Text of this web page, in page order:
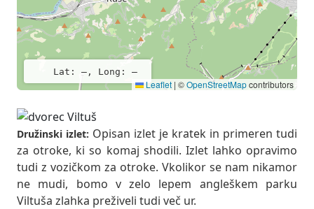
Lat: –, Long: –
Leaflet | ©OpenStreetMapcontributors
Družinski izlet: Opisan izlet je kratek in primeren tudi
za otroke, ki so komaj shodili. Izlet lahko opravimo
tudi z vozičkom za otroke. Vkolikor se nam nikamor
ne mudi, bomo v zelo lepem angleškem parku
Viltuša zlahka preživeli tudi več ur.